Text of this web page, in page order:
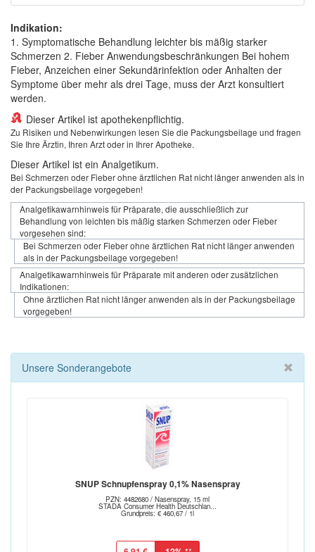
Indikation:
1. Symptomatische Behandlung leichter bis mäßig starker
Schmerzen 2. Fieber Anwendungsbeschränkungen Bei hohem
Fieber, Anzeichen einer Sekundärinfektion oder Anhalten der
Symptome über mehr als drei Tage, muss der Arzt konsultiert
werden.
Dieser Artikel ist apothekenpflichtig.
Zu Risiken und Nebenwirkungen lesen Sie die Packungsbeilage und fragen
Sie Ihre Ärztin, Ihren Arzt oder in Ihrer Apotheke.
Dieser Artikel ist ein Analgetikum.
Bei Schmerzen oder Fieber ohne ärztlichen Rat nicht länger anwenden als in
der Packungsbeilage vorgegeben!
Analgetikawarnhinweis für Präparate, die ausschließlich zur
Behandlung von leichten bis mäßig starken Schmerzen oder Fieber
vorgesehen sind:
Bei Schmerzen oder Fieber ohne ärztlichen Rat nicht länger anwenden
als in der Packungsbeilage vorgegeben!
Analgetikawarnhinweis für Präparate mit anderen oder zusätzlichen
Indikationen:
Ohne ärztlichen Rat nicht länger anwenden als in der Packungsbeilage
vorgegeben!
Unsere Sonderangebote
SNUP Schnupfenspray 0,1% Nasenspray
PZN: 4482680 / Nasenspray, 15 ml
STADA Consumer Health Deutschlan...
Grundpreis: € 460,67 / 1l